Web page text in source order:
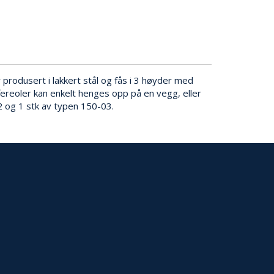
i lakkert stål og fås i 3 høyder med
kan enkelt henges opp på en vegg, eller
og 1 stk av typen 150-03.